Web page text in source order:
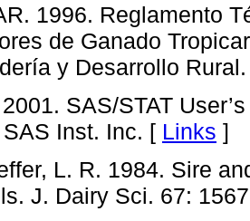
1996. Reglamento
de Ganado
y Desarrollo
SAS/STAT
Inst. Inc. [ Links ]
L. R. 1984. Sire
J. Dairy Sci. 67: